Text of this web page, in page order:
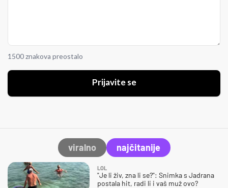
1500 znakova preostalo
Prijavite se
viralno najčitanije
LOL
"Je li živ, zna li se?": Snimka s Jadrana
postala hit, radi li i vaš muž ovo?